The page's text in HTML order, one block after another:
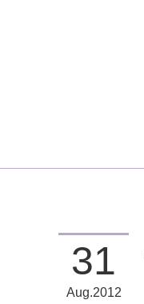
31
Aug 2012